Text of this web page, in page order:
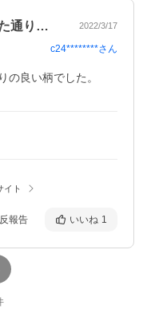
悩んで選んだだけあって、思った通りの良… 2022/3/17
c24********さん
の良い柄でした。
イト
報告 いいね 1